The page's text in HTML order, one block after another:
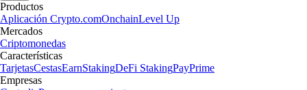
Productos
Aplicación Crypto.comOnchainLevel Up
Mercados
Criptomonedas
Características
TarjetasCestasEarnStakingDeFi StakingPayPrime
Empresas